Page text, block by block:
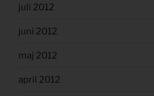
juli 2012
juni 2012
maj 2012
april 2012